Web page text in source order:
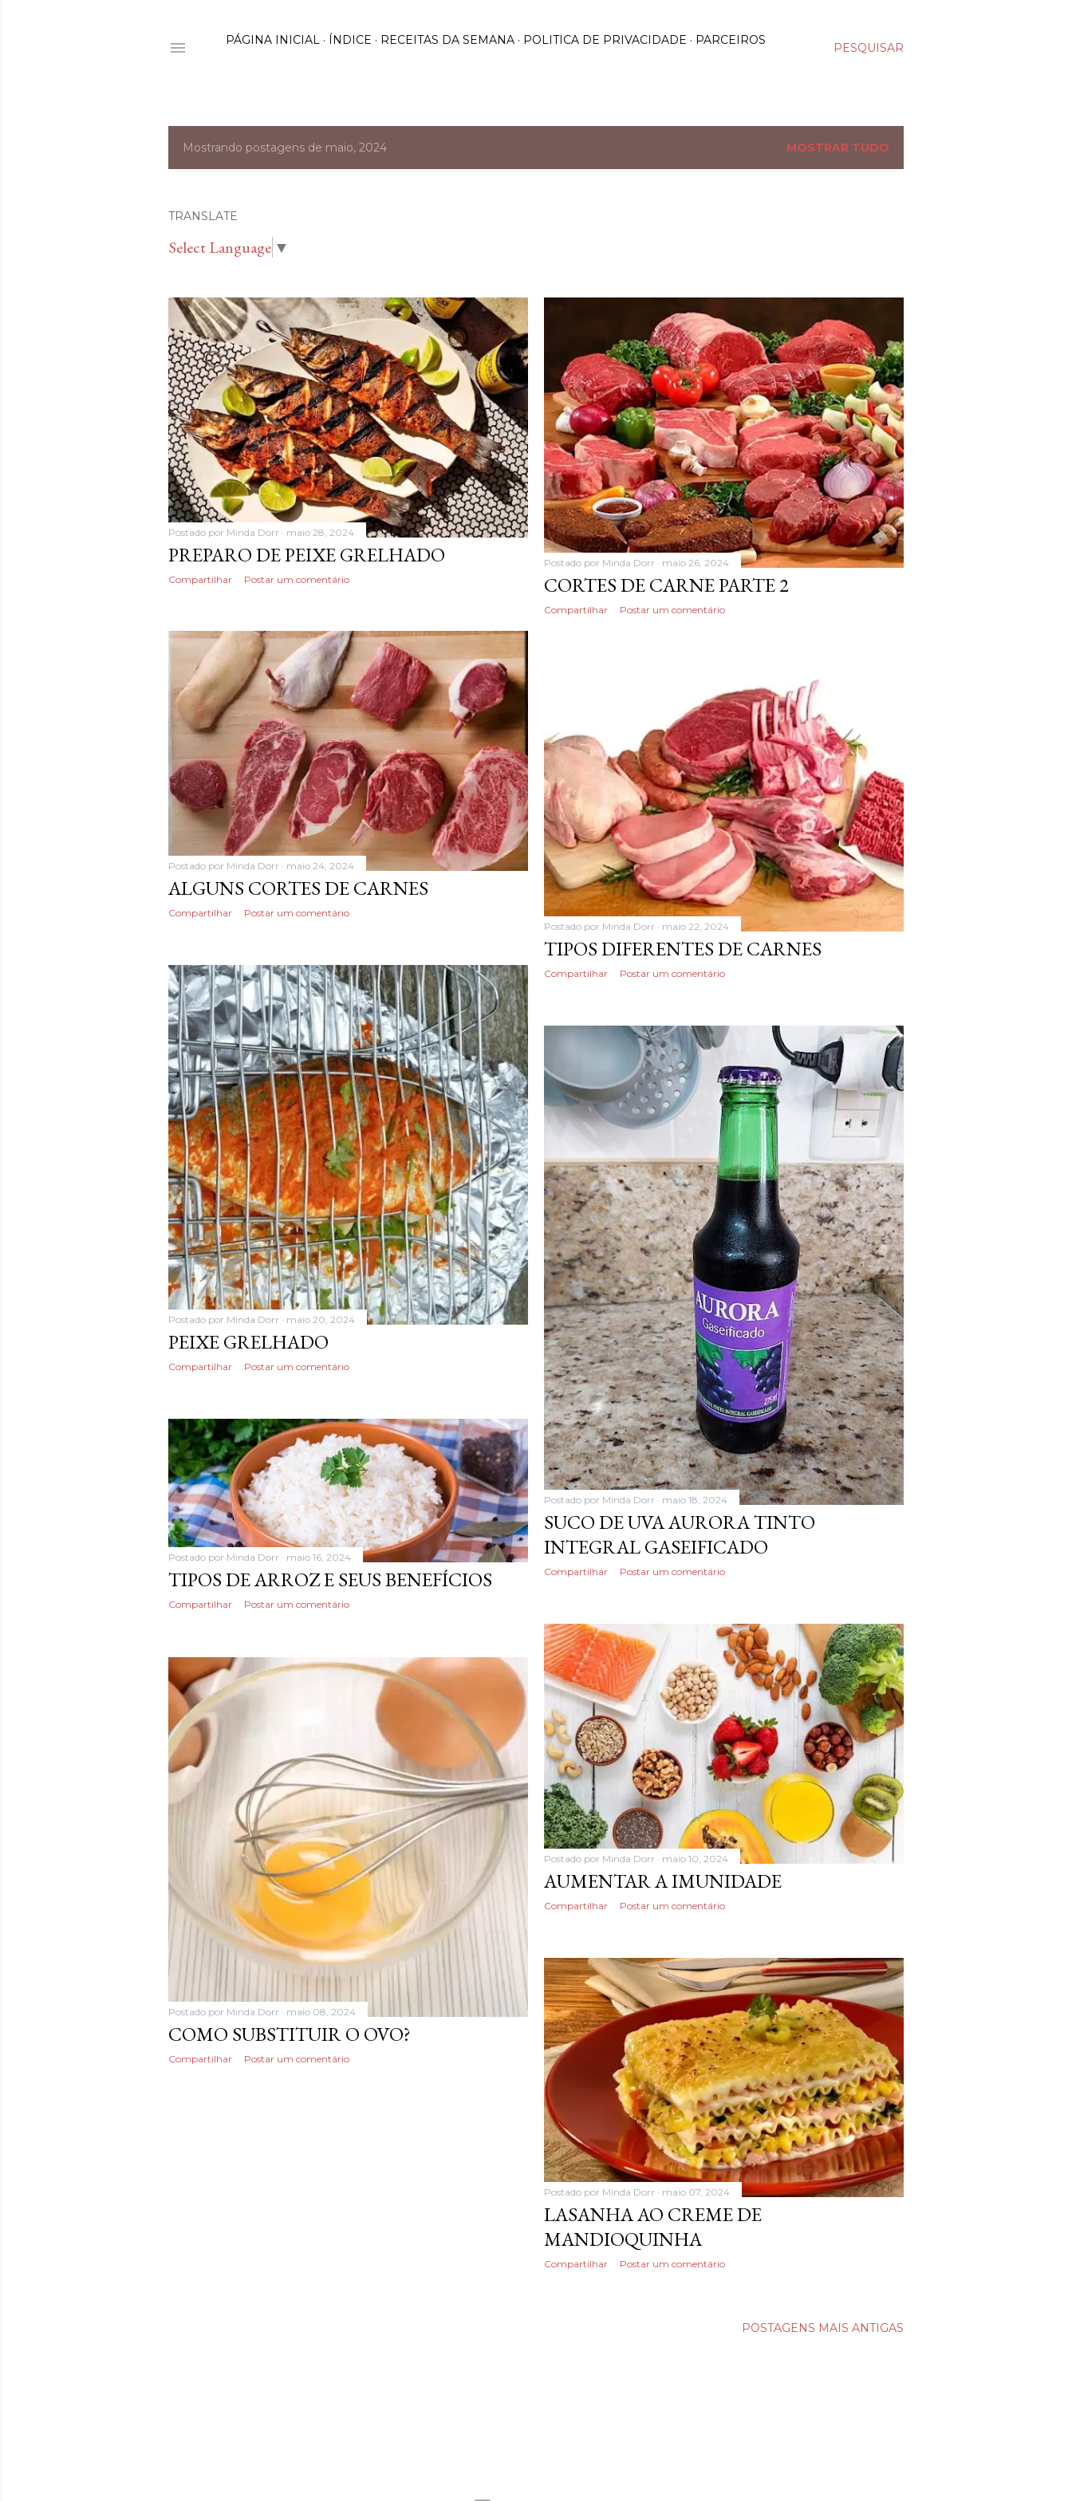
PESQUISAR
PÁGINA INICIAL ÍNDICE RECEITAS DA SEMANA POLITICA DE PRIVACIDADE PARCEIROS
P
s
t
g
e
n
s
Mostrando postagens de maio, 2024 MOSTRAR TUDO
TRANSLATE
Select Language ▼
Postado por Minda Dorr maio 28, 2024
PREPARO DE PEIXE GRELHADO
Compartilhar Postar um comentário
Postado por Minda Dorr maio 26, 2024
CORTES DE CARNE PARTE 2
Compartilhar Postar um comentário
Postado por Minda Dorr maio 24, 2024
ALGUNS CORTES DE CARNES
Compartilhar
Postar um comentário
Postado por Minda Dorr maio 22, 2024
TIPOS DIFERENTES DE CARNES
Compartilhar Postar um comentário
Postado por Minda Dorr maio 20, 2024
PEIXE GRELHADO
Compartilhar Postar um comentário
Postado por Minda Dorr maio 18, 2024
SUCO DE UVA AURORA TINTO
INTEGRAL GASEIFICADO
Compartilhar Postar um comentário
Postado por Minda Dorr maio 16, 2024
TIPOS DE ARROZ E SEUS BENEFÍCIOS
Compartilhar Postar um comentário
Postado por Minda Dorr maio 10, 2024
AUMENTAR A IMUNIDADE
Compartilhar Postar um comentário
Postado por Minda Dorr maio 08, 2024
COMO SUBSTITUIR O OVO?
Compartilhar Postar um comentário
Postado por Minda Dorr maio 07, 2024
LASANHA AO CREME DE
MANDIOQUINHA
Compartilhar Postar um comentário
POSTAGENS MAIS ANTIGAS